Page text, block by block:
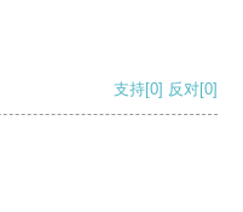
支持[0] 反对[0]